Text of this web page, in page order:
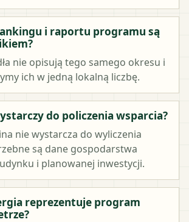
i raportu programu są
nie opisują tego samego okresu i
ich w jedną lokalną liczbę.
do policzenia wsparcia?
nie wystarcza do wyliczenia
są dane gospodarstwa
i planowanej inwestycji.
reprezentuje program